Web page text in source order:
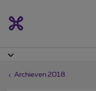
Archieven 2018